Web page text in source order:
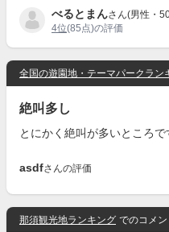
べるとまんさん(男性・
4位(85点)の評価
全国の遊園地・テーマパークラン
絶叫多し
とにかく絶叫が多いところで
asdfさんの評価
那須観光地ランキング でのコメン